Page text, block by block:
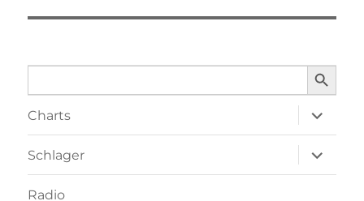
Search
SEARCH
Charts
öffnen
Schlager
öffnen
Radio